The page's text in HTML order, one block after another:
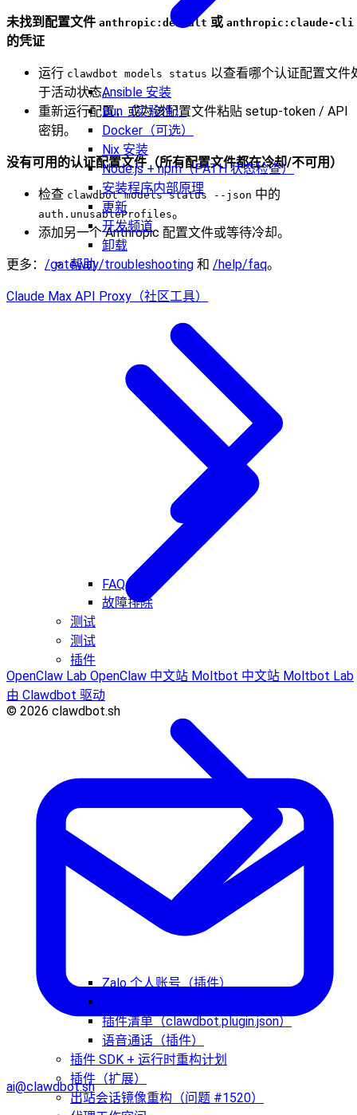
Ansible 安装
Bun（实验性）
Docker（可选）
Nix 安装
Node.js + npm（PATH 状态检查）
安装程序内部原理
更新
开发频道
卸载
帮助
FAQ
故障排除
测试
测试
插件
Zalo 个人账号（插件）
插件清单（clawdbot.plugin.json）
语音通话（插件）
插件 SDK + 运行时重构计划
插件（扩展）
出站会话镜像重构（问题 #1520）
未找到配置文件 anthropic:default 或 anthropic:claude-cli
的凭证
运行 clawdbot models status 以查看哪个认证配置文件
于活动状态。
重新运行配置，或为该配置文件粘贴 setup-token / API
密钥。
没有可用的认证配置文件（所有配置文件都在冷却/不可用）
检查 clawdbot models status --json 中的
auth.unusableProfiles。
添加另一个 Anthropic 配置文件或等待冷却。
更多： /gateway/troubleshooting 和 /help/faq。
Claude Max API Proxy（社区工具）
OpenClaw Lab OpenClaw 中文站 Moltbot 中文站 Moltbot Lab
由 Clawdbot 驱动
© 2026 clawdbot.sh
ai@clawdbot.sh